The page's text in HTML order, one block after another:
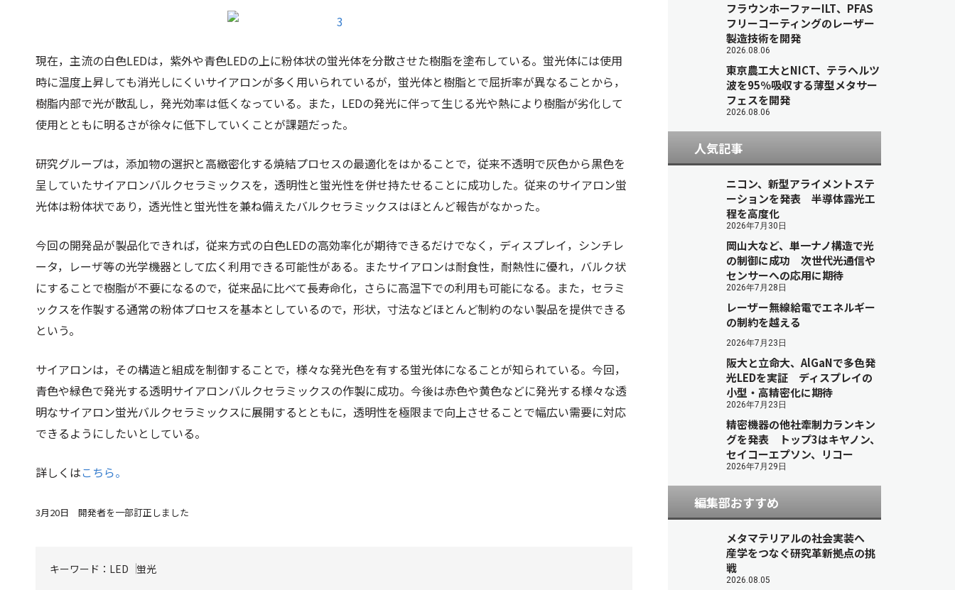
現在，主流の白色LEDは，紫外や青色LEDの上に粉体状の蛍光体を分散させた樹脂を塗布している。蛍光体には使用
時に温度上昇しても消光しにくいサイアロンが多く用いられているが，蛍光体と樹脂とで屈折率が異なることから，
樹脂内部で光が散乱し，発光効率は低くなっている。また，LEDの発光に伴って生じる光や熱により樹脂が劣化して
使用とともに明るさが徐々に低下していくことが課題だった。
研究グループは，添加物の選択と高緻密化する焼結プロセスの最適化をはかることで，従来不透明で灰色から黒色を
呈していたサイアロンバルクセラミックスを，透明性と蛍光性を併せ持たせることに成功した。従来のサイアロン蛍
光体は粉体状であり，透光性と蛍光性を兼ね備えたバルクセラミックスはほとんど報告がなかった。
今回の開発品が製品化できれば，従来方式の白色LEDの高効率化が期待できるだけでなく，ディスプレイ，シンチレ
ータ，レーザ等の光学機器として広く利用できる可能性がある。またサイアロンは耐食性，耐熱性に優れ，バルク状
にすることで樹脂が不要になるので，従来品に比べて長寿命化，さらに高温下での利用も可能になる。また，セラミ
ックスを作製する通常の粉体プロセスを基本としているので，形状，寸法などほとんど制約のない製品を提供できる
という。
サイアロンは，その構造と組成を制御することで，様々な発光色を有する蛍光体になることが知られている。今回，
青色や緑色で発光する透明サイアロンバルクセラミックスの作製に成功。今後は赤色や黄色などに発光する様々な透
明なサイアロン蛍光バルクセラミックスに展開するとともに，透明性を極限まで向上させることで幅広い需要に対応
できるようにしたいとしている。
詳しくはこちら。
3月20日 開発者を一部訂正しました
キーワード： LED 蛍光
フラウンホーファーILT、PFAS
フリーコーティングのレーザー
製造技術を開発
2026.08.06
東京農工大とNICT、テラヘルツ
波を95％吸収する薄型メタサー
フェスを開発
2026.08.06
人気記事
ニコン、新型アライメントステ
ーションを発表 半導体露光工
程を高度化
2026年7月30日
岡山大など、単一ナノ構造で光
の制御に成功 次世代光通信や
センサーへの応用に期待
2026年7月28日
レーザー無線給電でエネルギー
の制約を越える
2026年7月23日
阪大と立命大、AlGaNで多色発
光LEDを実証 ディスプレイの
小型・高精密化に期待
2026年7月23日
精密機器の他社牽制力ランキン
グを発表 トップ3はキヤノン、
セイコーエプソン、リコー
2026年7月29日
編集部おすすめ
メタマテリアルの社会実装へ
産学をつなぐ研究革新拠点の挑
戦
2026.08.05